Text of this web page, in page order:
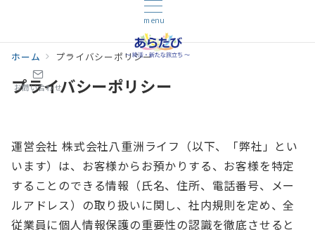
menu
お問い合わせ
ホーム プライバシーポリシー
プライバシーポリシー
運営会社 株式会社八重洲ライフ（以下、「弊社」とい
います）は、お客様からお預かりする、お客様を特定
することのできる情報（氏名、住所、電話番号、メー
ルアドレス）の取り扱いに関し、社内規則を定め、全
従業員に個人情報保護の重要性の認識を徹底させると